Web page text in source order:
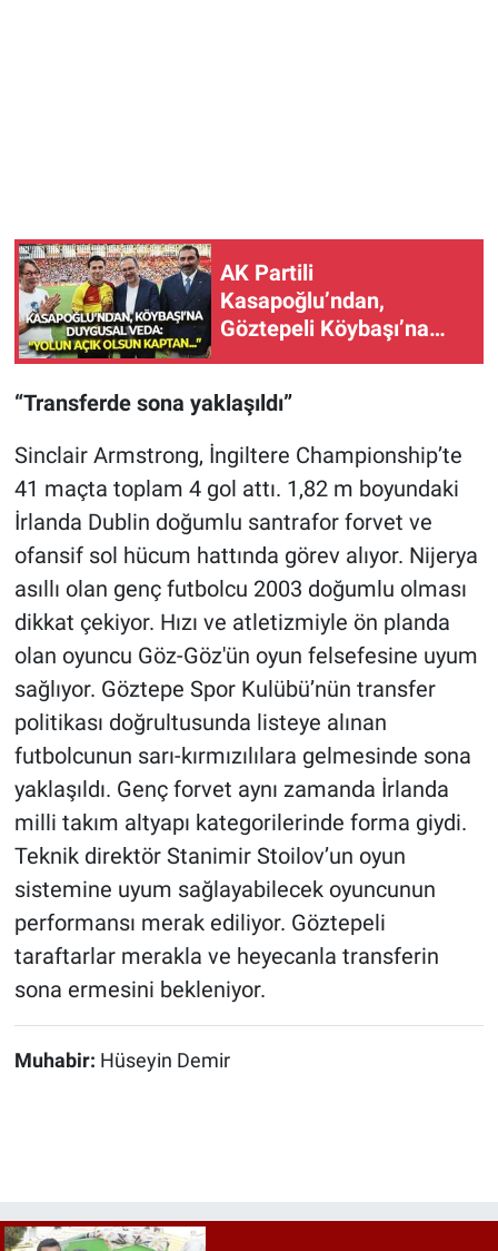
AK Partili
Kasapoğlu’ndan,
Göztepeli Köybaşı’na
kaptan...”
“Transferde sona yaklaşıldı”
Sinclair Armstrong, İngiltere Championship’te
41 maçta toplam 4 gol attı. 1,82 m boyundaki
İrlanda Dublin doğumlu santrafor forvet ve
ofansif sol hücum hattında görev alıyor. Nijerya
asıllı olan genç futbolcu 2003 doğumlu olması
dikkat çekiyor. Hızı ve atletizmiyle ön planda
olan oyuncu Göz-Göz'ün oyun felsefesine uyum
sağlıyor. Göztepe Spor Kulübü’nün transfer
politikası doğrultusunda listeye alınan
futbolcunun sarı-kırmızılılara gelmesinde sona
yaklaşıldı. Genç forvet aynı zamanda İrlanda
milli takım altyapı kategorilerinde forma giydi.
Teknik direktör Stanimir Stoilov’un oyun
sistemine uyum sağlayabilecek oyuncunun
performansı merak ediliyor. Göztepeli
taraftarlar merakla ve heyecanla transferin
sona ermesini bekleniyor.
Muhabir: Hüseyin Demir